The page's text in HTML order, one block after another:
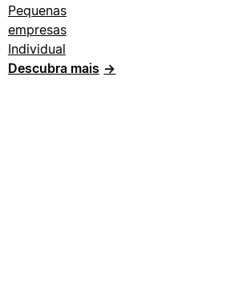
Pequenas
empresas
Individual
Descubra mais →